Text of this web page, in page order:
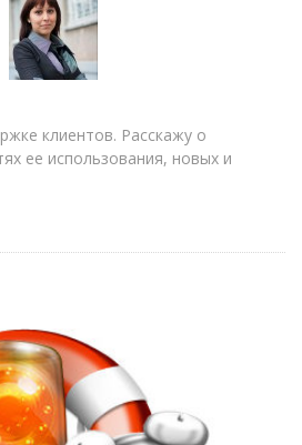
клиентов. Расскажу о
ее использования, новых и